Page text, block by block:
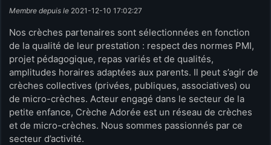
Membre depuis le 2021-12-10 17:02:27
Nos crèches partenaires sont sélectionnées en fonction
de la qualité de leur prestation : respect des normes PMI,
projet pédagogique, repas variés et de qualités,
amplitudes horaires adaptées aux parents. Il peut s’agir de
crèches collectives (privées, publiques, associatives) ou
de micro-crèches. Acteur engagé dans le secteur de la
petite enfance, Crèche Adorée est un réseau de crèches
et de micro-crèches. Nous sommes passionnés par ce
secteur d’activité.